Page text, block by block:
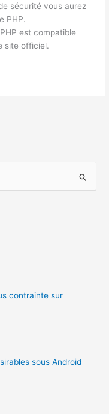
sécurité vous aurez
PHP.
est compatible
site officiel.
contrainte sur
sous Android